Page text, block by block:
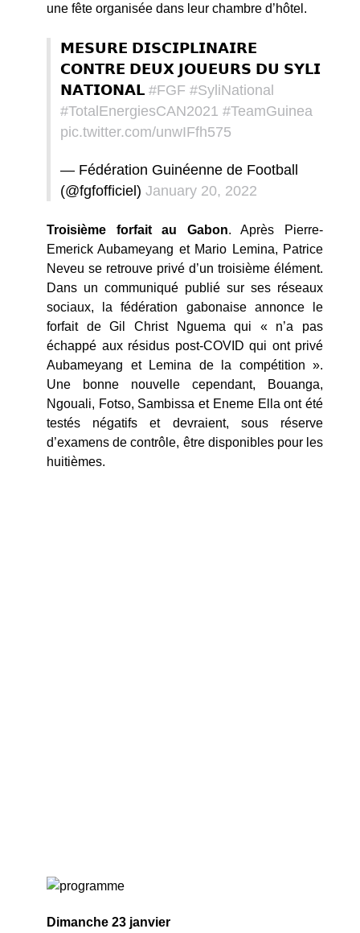
une fête organisée dans leur chambre d’hôtel.
𝗠𝗘𝗦𝗨𝗥𝗘 𝗗𝗜𝗦𝗖𝗜𝗣𝗟𝗜𝗡𝗔𝗜𝗥𝗘
𝗖𝗢𝗡𝗧𝗥𝗘 𝗗𝗘𝗨𝗫 𝗝𝗢𝗨𝗘𝗨𝗥𝗦 𝗗𝗨 𝗦𝗬𝗟𝗜
𝗡𝗔𝗧𝗜𝗢𝗡𝗔𝗟 #FGF #SyliNational
#TotalEnergiesCAN2021 #TeamGuinea
pic.twitter.com/unwIFfh575
— Fédération Guinéenne de Football
(@fgfofficiel) January 20, 2022
Troisième forfait au Gabon. Après Pierre-
Emerick Aubameyang et Mario Lemina, Patrice
Neveu se retrouve privé d’un troisième élément.
Dans un communiqué publié sur ses réseaux
sociaux, la fédération gabonaise annonce le
forfait de Gil Christ Nguema qui « n’a pas
échappé aux résidus post-COVID qui ont privé
Aubameyang et Lemina de la compétition ».
Une bonne nouvelle cependant, Bouanga,
Ngouali, Fotso, Sambissa et Eneme Ella ont été
testés négatifs et devraient, sous réserve
d’examens de contrôle, être disponibles pour les
huitièmes.
Dimanche 23 janvier